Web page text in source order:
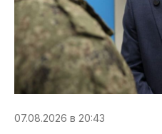
07.08.2026 в 20:43